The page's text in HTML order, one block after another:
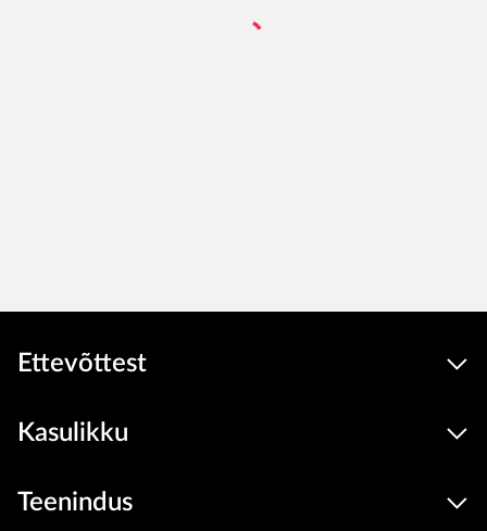
Ettevõttest
Kasulikku
Teenindus